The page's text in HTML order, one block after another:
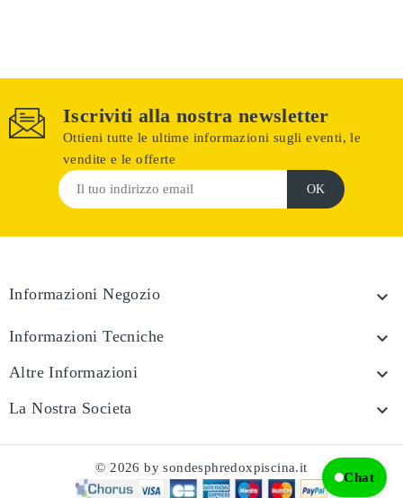
Iscriviti alla nostra newsletter
Ottieni tutte le ultime informazioni sugli eventi, le
vendite e le offerte
Informazioni Negozio 
Informazioni Tecniche 
Altre Informazioni 
La Nostra Societa 
© 2026 by sondesphredoxpiscina.it
Chat